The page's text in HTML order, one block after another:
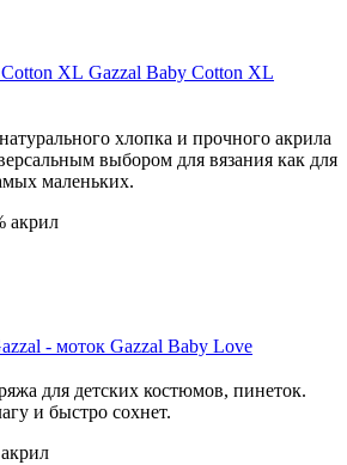
Gazzal Baby Cotton XL
хлопка и прочного акрила
выбором для вязания как для
маленьких.
акрил
Gazzal Baby Love
для детских костюмов, пинеток.
и быстро сохнет.